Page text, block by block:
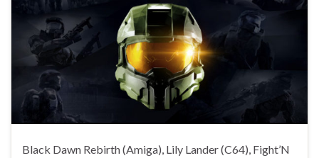
Black Dawn Rebirth (Amiga), Lily Lander (C64), Fight’N